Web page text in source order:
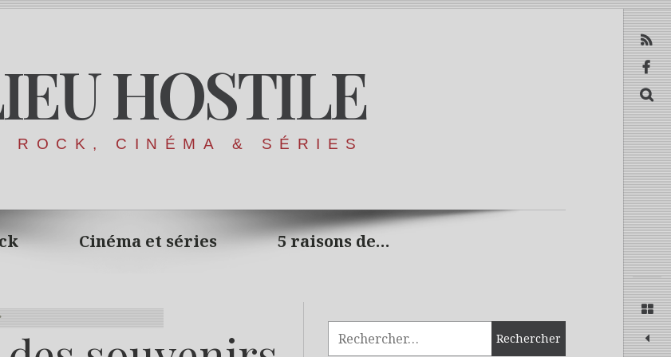
HOSTILE
ROCK, CINÉMA & SÉRIES
Cinéma et séries 5 raisons de…
RSS
Facebook
Recerca